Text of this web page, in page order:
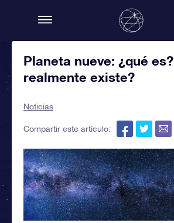
Planeta nueve: ¿qué es?
realmente existe?
Noticias
Compartir este artículo: